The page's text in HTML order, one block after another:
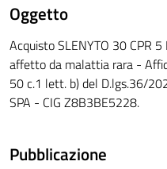
Oggetto
Acquisto SLENYTO 30 CPR
affetto da malattia rara -
50 c.1 lett. b) del D.lgs.36/
SPA - CIG Z8B3BE5228.
Pubblicazione